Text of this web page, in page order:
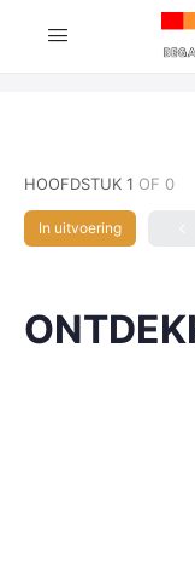
HOOFDSTUK 1 OF 0
In uitvoering